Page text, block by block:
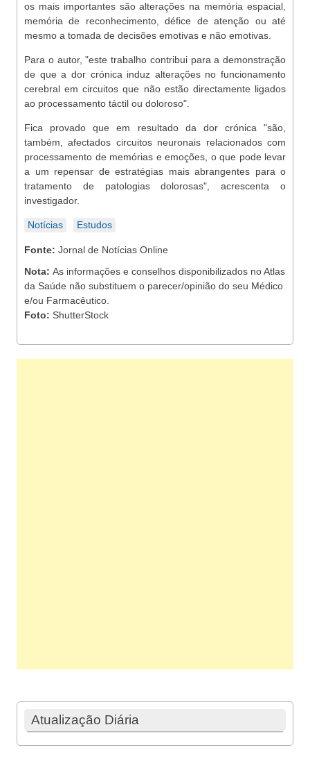
os mais importantes são alterações na memória espacial,
memória de reconhecimento, défice de atenção ou até
mesmo a tomada de decisões emotivas e não emotivas.
Para o autor, "este trabalho contribui para a demonstração
de que a dor crónica induz alterações no funcionamento
cerebral em circuitos que não estão directamente ligados
ao processamento táctil ou doloroso".
Fica provado que em resultado da dor crónica "são,
também, afectados circuitos neuronais relacionados com
processamento de memórias e emoções, o que pode levar
a um repensar de estratégias mais abrangentes para o
tratamento de patologias dolorosas", acrescenta o
investigador.
Notícias Estudos
Fonte: Jornal de Notícias Online
Nota: As informações e conselhos disponibilizados no Atlas
da Saúde não substituem o parecer/opinião do seu Médico
e/ou Farmacêutico.
Foto: ShutterStock
Atualização Diária